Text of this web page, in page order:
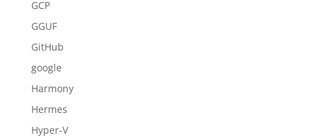
GCP
GGUF
GitHub
google
Harmony
Hermes
Hyper-V